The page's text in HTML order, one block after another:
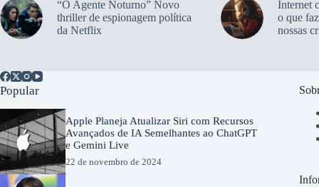
“O Agente Noturno” Novo
thriller de espionagem política
da Netflix
Internet
o que
nossas
Popular
Apple Planeja Atualizar Siri com Recursos
Avançados de IA Semelhantes ao ChatGPT
e Gemini Live
22 de novembro de 2024